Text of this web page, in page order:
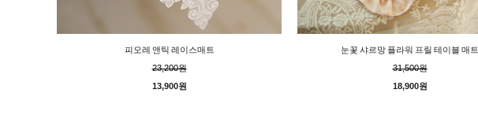
피오레 앤틱 레이스매트
23,200원
13,900원
눈꽃 샤르망 플라워 프릴 테이블 매트
31,500원
18,900원